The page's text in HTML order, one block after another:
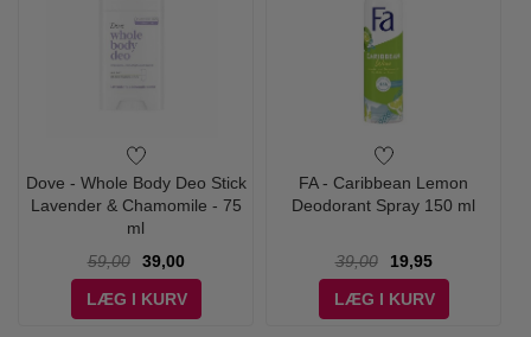
Dove - Whole Body Deo Stick
Lavender & Chamomile - 75
ml
59,00
39,00
LÆG I KURV
FA - Caribbean Lemon
Deodorant Spray 150 ml
39,00
19,95
LÆG I KURV